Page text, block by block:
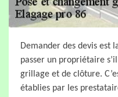
Demander des devis est
passer un propriétaire
grillage et de clôture.
établies par les